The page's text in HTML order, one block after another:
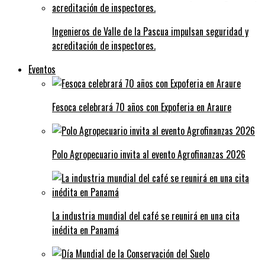
Ingenieros de Valle de la Pascua impulsan seguridad y
acreditación de inspectores.
Eventos
Fesoca celebrará 70 años con Expoferia en Araure
Polo Agropecuario invita al evento Agrofinanzas 2026
La industria mundial del café se reunirá en una cita
inédita en Panamá